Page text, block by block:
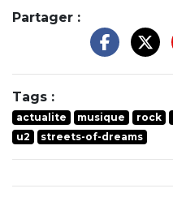
Partager :
Tags :
actualite musique rock
u2
streets-of-dreams